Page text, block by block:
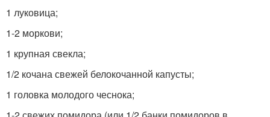
1 луковица;
1-2 моркови;
1 крупная свекла;
1/2 кочана свежей белокочанной капусты;
1 головка молодого чеснока;